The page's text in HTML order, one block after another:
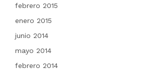
febrero 2015
enero 2015
junio 2014
mayo 2014
febrero 2014